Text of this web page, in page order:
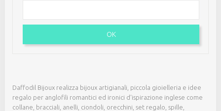
OK
Daffodil Bijoux realizza bijoux artigianali, piccola gioielleria e idee
regalo per anglofili romantici ed ironici d'ispirazione inglese come
collane, bracciali, anelli, ciondoli, orecchini, set regalo, spille,